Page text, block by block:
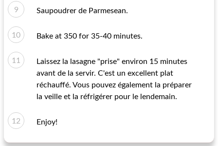
Saupoudrer de Parmesean.
Bake at 350 for 35-40 minutes.
Laissez la lasagne "prise" environ 15 minutes
avant de la servir. C'est un excellent plat
réchauffé. Vous pouvez également la préparer
la veille et la réfrigérer pour le lendemain.
Enjoy!